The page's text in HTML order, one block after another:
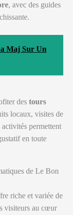
, avec des guides
Maj Sur Un
des tours
locaux, visites de
permettent
en toute
de Le Bon
riche et variée de
visiteurs au cœur